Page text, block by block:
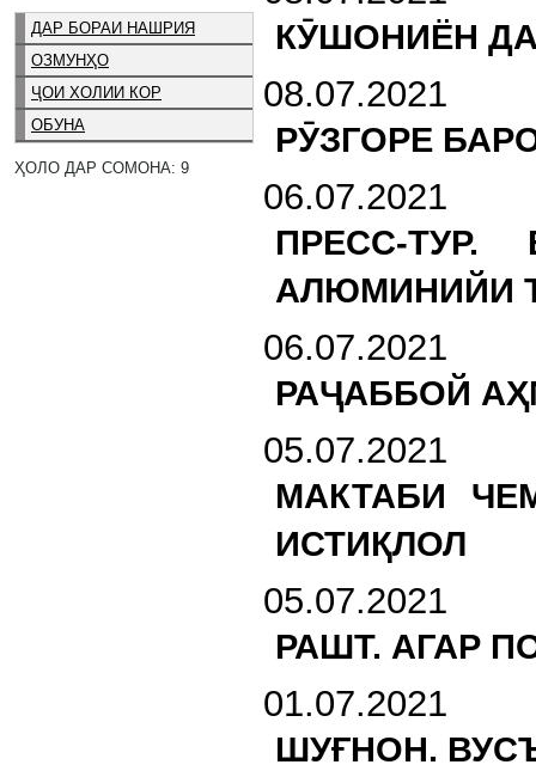
ДАР БОРАИ НАШРИЯ
ОЗМУНҲО
ҶОИ ХОЛИИ КОР
ОБУНА
ҲОЛО ДАР СОМОНА: 9
КӮШОНИЁН
08.07.2021
РӮЗГОРЕ
06.07.2021
ПРЕСС-
АЛЮМИНИЙИ
06.07.2021
РАҶАББОЙ
05.07.2021
МАКТАБИ
ИСТИҚЛОЛ
05.07.2021
РАШТ. АГАР
01.07.2021
ШУҒНОН.